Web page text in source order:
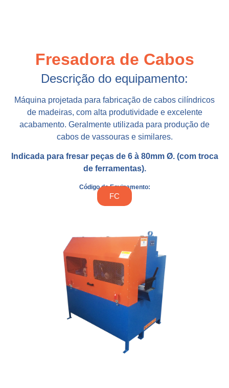
Fresadora de Cabos
Descrição do equipamento:
Máquina projetada para fabricação de cabos cilíndricos
de madeiras, com alta produtividade e excelente
acabamento. Geralmente utilizada para produção de
cabos de vassouras e similares.
Indicada para fresar peças de 6 à 80mm Ø. (com troca
de ferramentas).
Código do Equipamento:
FC